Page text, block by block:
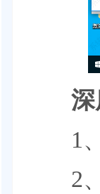
深度
1、
2、